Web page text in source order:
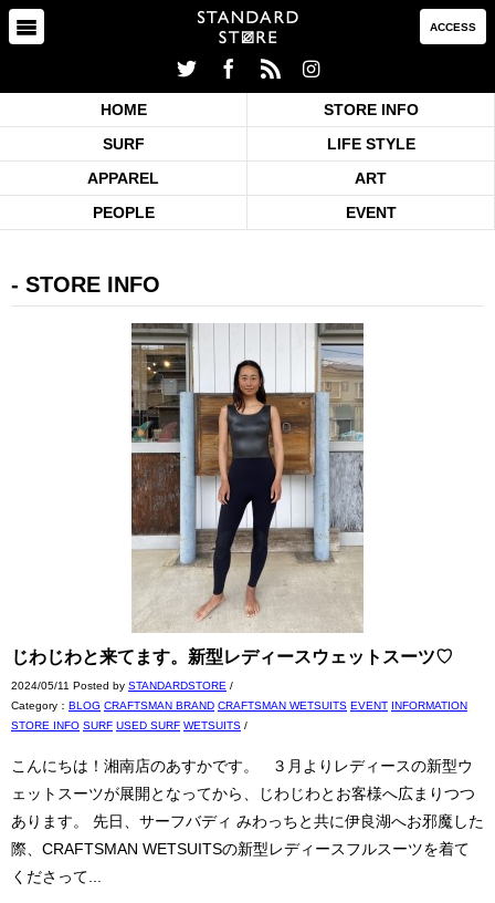
ACCESS
HOME
STORE INFO
SURF
LIFE STYLE
APPAREL
ART
PEOPLE
EVENT
STORE INFO
じわじわと来てます。新型レディースウェットスーツ♡
2024/05/11 Posted by STANDARDSTORE /
Category： BLOG CRAFTSMAN BRAND CRAFTSMAN WETSUITS EVENT INFORMATION
STORE INFO SURF USED SURF WETSUITS /
こんにちは！湘南店のあすかです。 ３月よりレディースの新型ウ
ェットスーツが展開となってから、じわじわとお客様へ広まりつつ
あります。 先日、サーフバディ みわっちと共に伊良湖へお邪魔した
際、CRAFTSMAN WETSUITSの新型レディースフルスーツを着て
くださって...